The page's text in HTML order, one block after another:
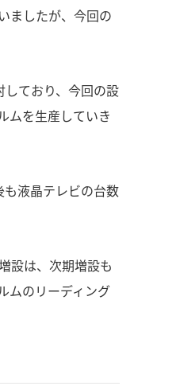
ましたが、今回の
ており、今回の設
ムを生産していき
液晶テレビの台数
設は、次期増設も
ムのリーディング